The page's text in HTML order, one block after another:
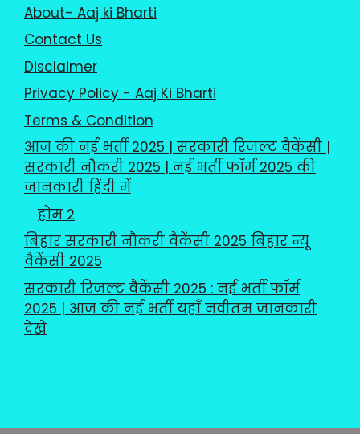
About- Aaj ki Bharti
Contact Us
Disclaimer
Privacy Policy - Aaj Ki Bharti
Terms & Condition
आज की नई भर्ती 2025 | सरकारी रिजल्ट वैकेंसी |
सरकारी नौकरी 2025 | नई भर्ती फॉर्म 2025 की
जानकारी हिंदी में
होम 2
बिहार सरकारी नौकरी वैकेंसी 2025 बिहार न्यू
वैकेंसी 2025
सरकारी रिजल्ट वैकेंसी 2025 : नई भर्ती फॉर्म
2025 | आज की नई भर्ती यहाँ नवीतम जानकारी
देखे